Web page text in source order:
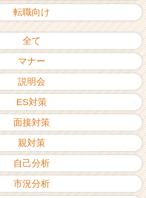
チ
リ
（C
e
r
a
e
r）
転職向け
全て
マナー
説明会
ES対策
面接対策
親対策
自己分析
市況分析